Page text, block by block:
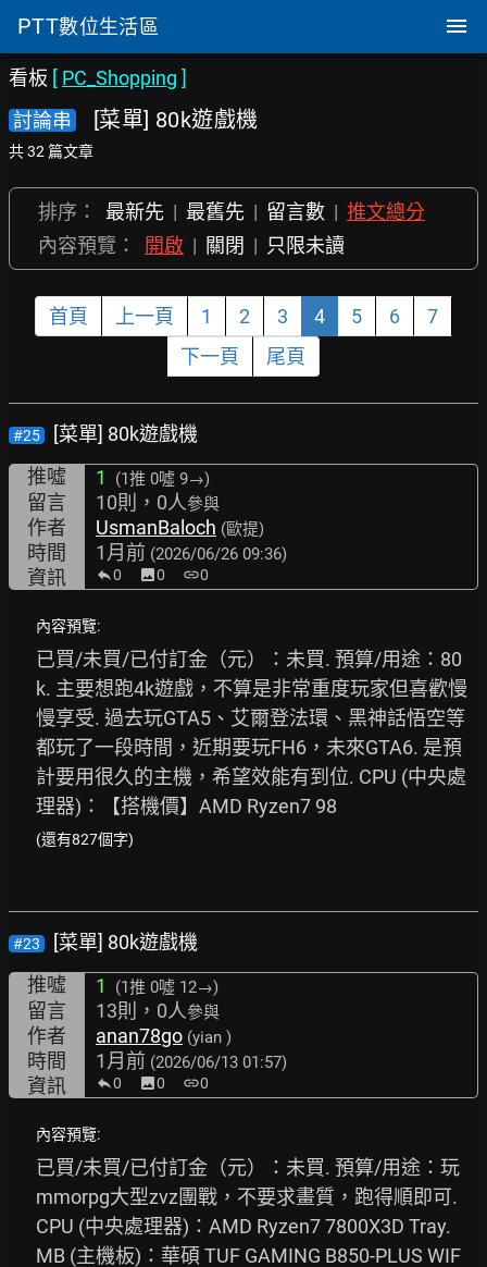
PTT數位生活區
看板 [ PC_Shopping ]
討論串
[菜單] 80k遊戲機
共 32 篇文章
排序： 最新先 | 最舊先 | 留言數 | 推文總分
內容預覽：
開啟 | 關閉 | 只限未讀
首頁 上一頁 1 2 3 4 5 6
7
下一頁
尾頁
#25
[菜單] 80k遊戲機
推噓
1 (1推 0噓 9→)
留言 10則，0人參與
作者 UsmanBaloch (歐提)
時間 1月前 (2026/06/26 09:36)
資訊 0 image0 link0
內容預覽:
已買/未買/已付訂金（元）：未買. 預算/用途：80
k. 主要想跑4k遊戲，不算是非常重度玩家但喜歡慢
慢享受. 過去玩GTA5、艾爾登法環、黑神話悟空等
都玩了一段時間，近期要玩FH6，未來GTA6. 是預
計要用很久的主機，希望效能有到位. CPU (中央處
理器)：【搭機價】AMD Ryzen7 98
(還有827個字)
#23
[菜單] 80k遊戲機
推噓
1 (1推 0噓 12→)
留言 13則，0人參與
作者 anan78go (yian )
時間 1月前 (2026/06/13 01:57)
資訊 0 image0 link0
內容預覽:
已買/未買/已付訂金（元）：未買. 預算/用途：玩
mmorpg大型zvz團戰，不要求畫質，跑得順即可.
CPU (中央處理器)：AMD Ryzen7 7800X3D Tray.
MB (主機板)：華碩 TUF GAMING B850-PLUS WIF